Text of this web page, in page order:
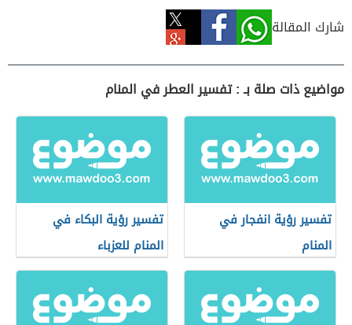
شارك المقالة
مواضيع ذات صلة بـ : تفسير العطر في المنام
تفسير رؤية انفجار في
المنام
تفسير رؤية البكاء في
المنام للعزباء